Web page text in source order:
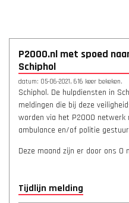
P2000.nl met spoed
Schiphol
datum: 05-06-2021, 616 keer bekeken.
Schiphol. De hulpdiensten in
meldingen die bij deze
worden via het P2000 netwerk
ambulance en/of politie
Deze maand zijn er door ons 0
Tijdlijn melding